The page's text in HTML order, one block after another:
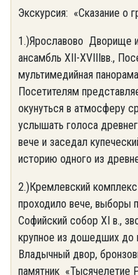
Экскурсия: «Сказание о
1.)Ярославово Дворище
ансамбль XII-XVIIIвв.,
мультимедийная
Посетителям
окунуться в атмосферу
услышать голоса
вече и заседал
историю одного из
2.)Кремлевский
проходило вече, выборы
Софийский собор XI в.,
крупное из дошедших до
Владычный двор,
памятник «Тысячелетие